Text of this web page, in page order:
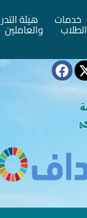
خدمات
الطلاب
هيئة
والعاملين